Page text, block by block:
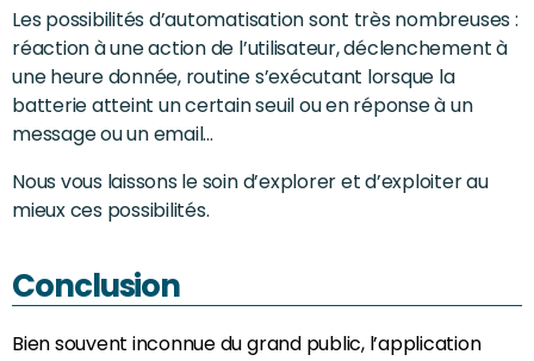
Les possibilités d’automatisation sont très nombreuses :
réaction à une action de l’utilisateur, déclenchement à
une heure donnée, routine s’exécutant lorsque la
batterie atteint un certain seuil ou en réponse à un
message ou un email…
Nous vous laissons le soin d’explorer et d’exploiter au
mieux ces possibilités.
Conclusion
Bien souvent inconnue du grand public, l’application